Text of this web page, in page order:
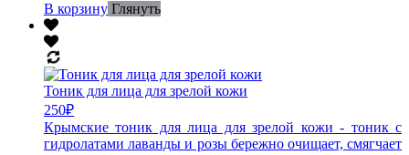
В корзину Глянуть
Тоник для лица для зрелой кожи
250₽
Крымские тоник для лица для зрелой кожи - тоник с
гидролатами лаванды и розы бережно очищает, смягчает